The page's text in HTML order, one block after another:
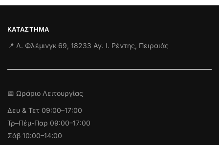
ΚΑΤΆΣΤΗΜΑ
📍 Λ. Φλέμινγκ 69, 18233 Αγ. Ι. Ρέντης, Πειραιάς
📅 Ωράριο Λειτουργίας
Δευ & Τετ 09:00–17:00
Τρ–Πέμ-Παρ 09:00–17:00
Σάβ 10:00–14:00